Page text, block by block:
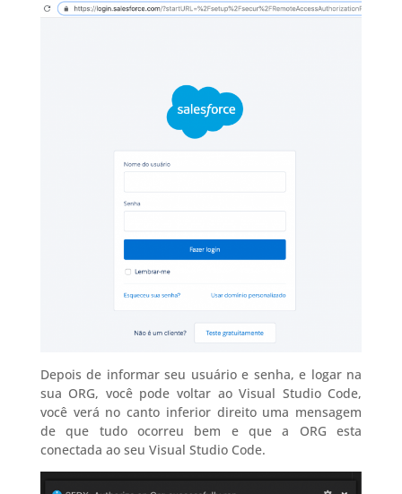
Depois de informar seu usuário e senha, e logar na
sua ORG, você pode voltar ao Visual Studio Code,
você verá no canto inferior direito uma mensagem
de que tudo ocorreu bem e que a ORG esta
conectada ao seu Visual Studio Code.